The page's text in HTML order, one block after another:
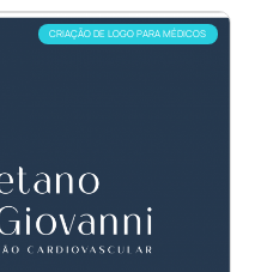
CRIAÇÃO DE LOGO PARA MÉDICOS